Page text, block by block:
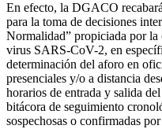
En efecto, la DGACO
para la toma de decisiones
Normalidad” propiciada por la
virus SARS-CoV-2, en
determinación del aforo en
presenciales y/o a distancia
horarios de entrada y salida
bitácora de seguimiento
sospechosas o confirmadas